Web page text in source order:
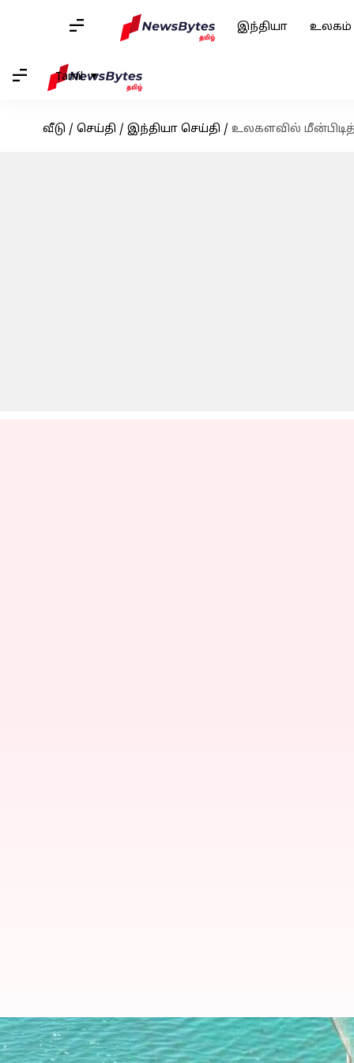
இந்தியா உலகம்
Tamil
வீடு / செய்தி / இந்தியா செய்தி / உலகளவில்
உலகளவில்